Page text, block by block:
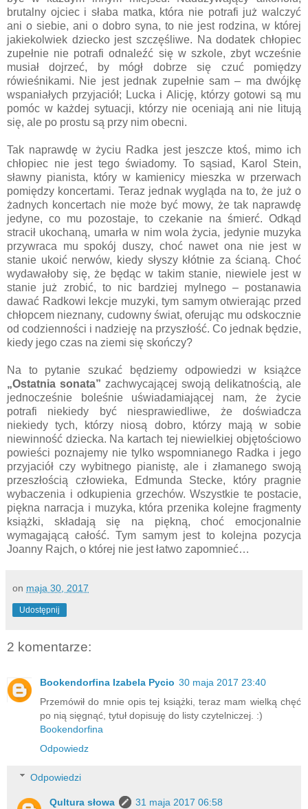
brutalny ojciec i słaba matka, która nie potrafi już walczyć
ani o siebie, ani o dobro syna, to nie jest rodzina, w której
jakiekolwiek dziecko jest szczęśliwe. Na dodatek chłopiec
zupełnie nie potrafi odnaleźć się w szkole, zbyt wcześnie
musiał dojrzeć, by mógł dobrze się czuć pomiędzy
rówieśnikami. Nie jest jednak zupełnie sam – ma dwójkę
wspaniałych przyjaciół; Lucka i Alicję, którzy gotowi są mu
pomóc w każdej sytuacji, którzy nie oceniają ani nie litują
się, ale po prostu są przy nim obecni.
Tak naprawdę w życiu Radka jest jeszcze ktoś, mimo ich
chłopiec nie jest tego świadomy. To sąsiad, Karol Stein,
sławny pianista, który w kamienicy mieszka w przerwach
pomiędzy koncertami. Teraz jednak wygląda na to, że już o
żadnych koncertach nie może być mowy, że tak naprawdę
jedyne, co mu pozostaje, to czekanie na śmierć. Odkąd
stracił ukochaną, umarła w nim wola życia, jedynie muzyka
przywraca mu spokój duszy, choć nawet ona nie jest w
stanie ukoić nerwów, kiedy słyszy kłótnie za ścianą. Choć
wydawałoby się, że będąc w takim stanie, niewiele jest w
stanie już zrobić, to nic bardziej mylnego – postanawia
dawać Radkowi lekcje muzyki, tym samym otwierając przed
chłopcem nieznany, cudowny świat, oferując mu odskocznie
od codzienności i nadzieję na przyszłość. Co jednak będzie,
kiedy jego czas na ziemi się skończy?
Na to pytanie szukać będziemy odpowiedzi w książce
„Ostatnia sonata” zachwycającej swoją delikatnością, ale
jednocześnie boleśnie uświadamiającej nam, że życie
potrafi niekiedy być niesprawiedliwe, że doświadcza
niekiedy tych, którzy niosą dobro, którzy mają w sobie
niewinność dziecka. Na kartach tej niewielkiej objętościowo
powieści poznajemy nie tylko wspomnianego Radka i jego
przyjaciół czy wybitnego pianistę, ale i złamanego swoją
przeszłością człowieka, Edmunda Stecke, który pragnie
wybaczenia i odkupienia grzechów. Wszystkie te postacie,
piękna narracja i muzyka, która przenika kolejne fragmenty
książki, składają się na piękną, choć emocjonalnie
wymagającą całość. Tym samym jest to kolejna pozycja
Joanny Rajch, o której nie jest łatwo zapomnieć…
on maja 30, 2017
Udostępnij
2 komentarze:
Bookendorfina Izabela Pycio 30 maja 2017 23:40
Przemówił do mnie opis tej książki, teraz mam wielką chęć
po nią sięgnąć, tytuł dopisuję do listy czytelniczej. :)
Bookendorfina
Odpowiedz
Odpowiedzi
Qultura słowa
31 maja 2017 06:58